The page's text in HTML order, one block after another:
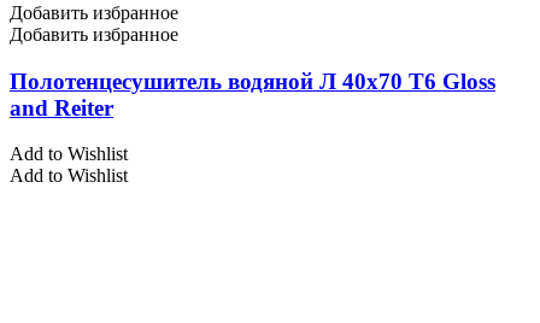
Добавить избранное
Добавить избранное
Полотенцесушитель водяной Л 40х70 Т6 Gloss
and Reiter
Add to Wishlist
Add to Wishlist